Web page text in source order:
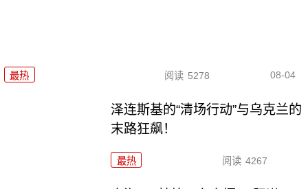
最热 阅读 5278 08-04
泽连斯基的“清场行动”与乌克兰的
末路狂飙！
最热 阅读 4267